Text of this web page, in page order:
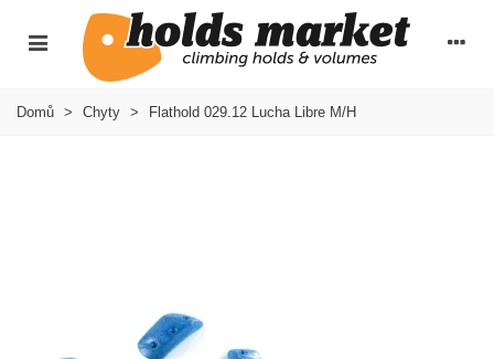
Domů > Chyty > Flathold 029.12 Lucha Libre M/H